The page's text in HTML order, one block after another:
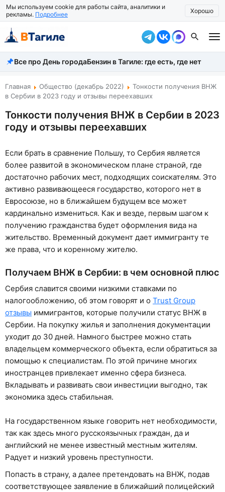
Мы используем cookie для работы сайта, аналитики и
рекламы. Подробнее Хорошо
Все новости
Происшествия
Власть
Экономика
Общество
Рассказать новость
Все про День городаБензин в Тагиле: где есть, где нет
Главная Общество (декабрь 2022)
Тонкости получения ВНЖ
в Сербии в 2023 году и отзывы переехавших
Тонкости получения ВНЖ в Сербии в 2023
году и отзывы переехавших
Если брать в сравнение Польшу, то Сербия является
более развитой в экономическом плане страной, где
достаточно рабочих мест, подходящих соискателям. Это
активно развивающееся государство, которого нет в
Евросоюзе, но в ближайшем будущем все может
кардинально измениться. Как и везде, первым шагом к
получению гражданства будет оформления вида на
жительство. Временный документ дает иммигранту те
же права, что и коренному жителю.
Получаем ВНЖ в Сербии: в чем основной плюс
Сербия славится своими низкими ставками по
налогообложению, об этом говорят и о Trust Group
отзывы иммигрантов, которые получили статус ВНЖ в
Сербии. На покупку жилья и заполнения документации
уходит до 30 дней. Намного быстрее можно стать
владельцем коммерческого объекта, если обратиться за
помощью к специалистам. По этой причине многих
иностранцев привлекает именно сфера бизнеса.
Вкладывать и развивать свои инвестиции выгодно, так
экономика здесь стабильная.
На государственном языке говорить нет необходимости,
так как здесь много русскоязычных граждан, да и
английский не менее известный местным жителям.
Радует и низкий уровень преступности.
Попасть в страну, а далее претендовать на ВНЖ, подав
соответствующее заявление в ближайший полицейский